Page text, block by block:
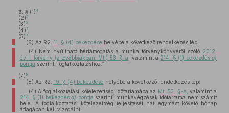
3. § (1)4
(2)5
(3)6
(4)7
(5)8
(6) Az R2. 11. § (4) bekezdése helyébe a következő rendelkezés lép:
„(4) Nem nyújtható bértámogatás a munka törvénykönyvéről szóló 2012.
évi I. törvény (a továbbiakban: Mt.) 53. §-a
, valamint a 214. § (1) bekezdésa)
pontja szerinti foglalkoztatáshoz.”
(7)9
(8) Az R2. 19. § (4) bekezdése helyébe a következő rendelkezés lép:
„(4) A foglalkoztatási kötelezettség időtartamába az Mt. 53. §-a , valamint a
214. § (1) bekezdésa) pontja szerinti munkavégzések időtartama nem számít
bele. A foglalkoztatási kötelezettség teljesítését hat egymást követő hónap
átlagában kell vizsgálni.”